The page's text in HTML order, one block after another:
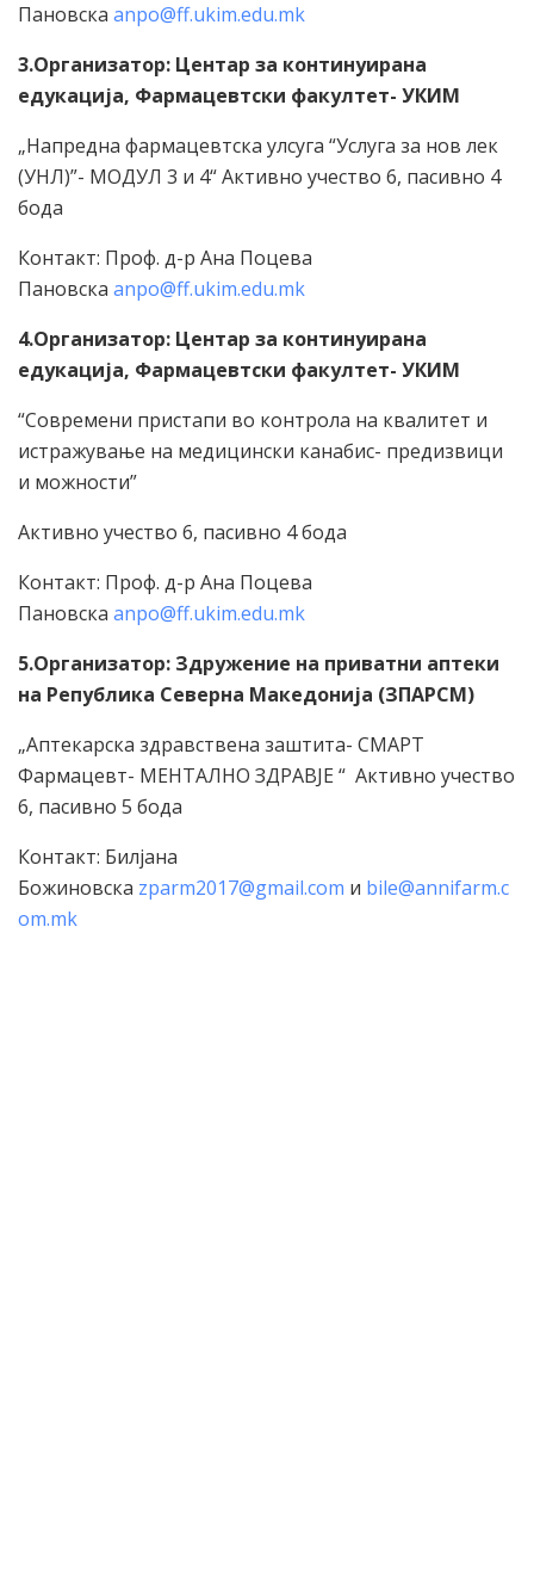
Пановска anpo@ff.ukim.edu.mk
3.Организатор: Центар за континуирана
едукација, Фармацевтски факултет- УКИМ
„Напредна фармацевтска улсуга “Услуга за нов лек
(УНЛ)”- МОДУЛ 3 и 4“ Активно учество 6, пасивно 4
бода
Контакт: Проф. д-р Ана Поцева
Пановска anpo@ff.ukim.edu.mk
4.Организатор: Центар за континуирана
едукација, Фармацевтски факултет- УКИМ
“Современи пристапи во контрола на квалитет и
истражување на медицински канабис- предизвици
и можности”
Активно учество 6, пасивно 4 бода
Контакт: Проф. д-р Ана Поцева
Пановска anpo@ff.ukim.edu.mk
5.Организатор: Здружение на приватни аптеки
на Република Северна Македонија (ЗПАРСМ)
„Аптекарска здравствена заштита- СМАРТ
Фармацевт- МЕНТАЛНО ЗДРАВЈЕ “ Активно учество
6, пасивно 5 бода
Контакт: Билјана
Божиновска zparm2017@gmail.com и bile@annifarm.c
om.mk